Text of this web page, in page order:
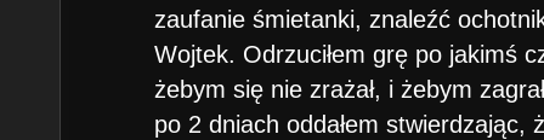
zaufanie śmietanki, znaleźć
Wojtek. Odrzuciłem grę po jakimś
żebym się nie zrażał, i żebym
po 2 dniach oddałem stwierdzając,